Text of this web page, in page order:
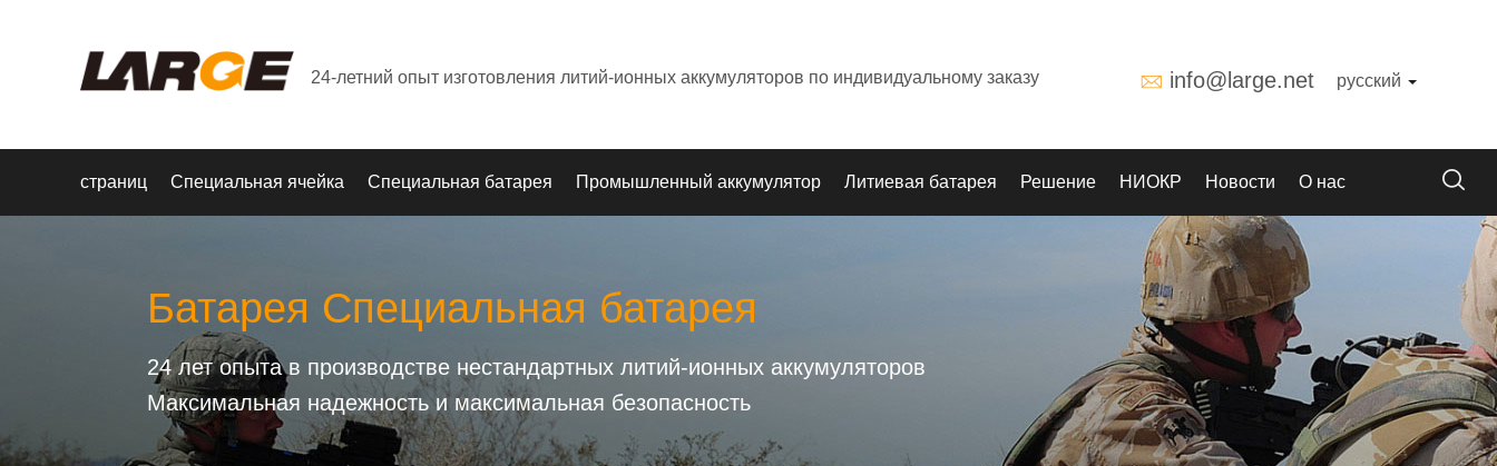
24-летний опыт изготовления литий-ионных аккумуляторов по индивидуальному заказу info@large.net русский
страниц Специальная ячейка Специальная батарея Промышленный аккумулятор Литиевая батарея Решение НИОКР Новости О нас
Батарея Специальная батарея
24 лет опыта в производстве нестандартных литий-ионных аккумуляторов
Максимальная надежность и максимальная безопасность